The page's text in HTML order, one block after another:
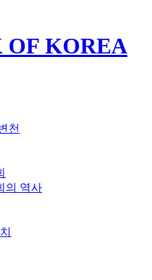
OF KOREA
천
의 역사